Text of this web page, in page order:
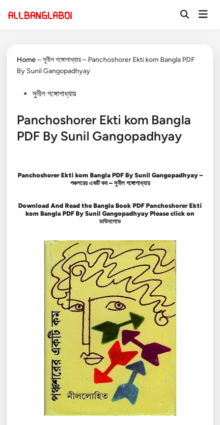
OpenMain
Home–সুনীল গঙ্গোপাধ্যায়– Panchoshorer Ekti kom Bangla PDF
By Sunil Gangopadhyay
Postedসুনীল গঙ্গোপাধ্যায়
Panchoshorer Ekti kom Bangla
PDF By Sunil Gangopadhyay
Panchoshorer Ekti kom Bangla PDF By Sunil Gangopadhyay –
পঞ্চশরের একটি কম – সুনীল গঙ্গোপাধ্যায়
Download And Read the Bangla Book PDF Panchoshorer Ekti
kom Bangla PDF By Sunil Gangopadhyay Please click on
ডাউনলোড